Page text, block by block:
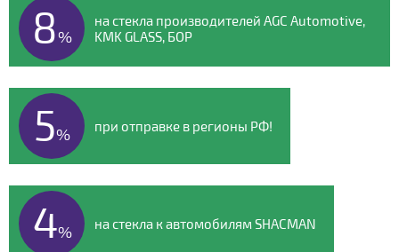
8%
на стекла производителей AGC Automotive,
KMK GLASS, БОР
5% при отправке в регионы РФ!
4% на стекла к автомобилям SHACMAN